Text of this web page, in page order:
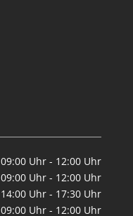
09:00 Uhr - 12:00 Uhr
09:00 Uhr - 12:00 Uhr
14:00 Uhr - 17:30 Uhr
09:00 Uhr - 12:00 Uhr